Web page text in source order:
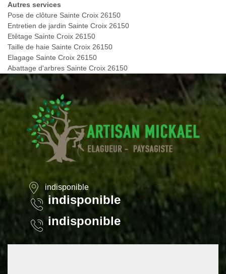
Autres services
Pose de clôture Sainte Croix 26150
Entretien de jardin Sainte Croix 26150
Etêtage Sainte Croix 26150
Taille de haie Sainte Croix 26150
Elagage Sainte Croix 26150
Abattage d'arbres Sainte Croix 26150
indisponible
indisponible
indisponible